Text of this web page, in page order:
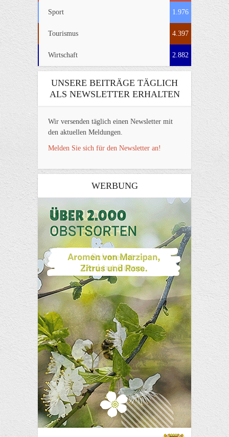
Sport 1.976
Tourismus 4.397
Wirtschaft 2.882
UNSERE BEITRÄGE TÄGLICH
ALS NEWSLETTER ERHALTEN
Wir versenden täglich einen Newsletter mit
den aktuellen Meldungen.
Melden Sie sich für den Newsletter an!
WERBUNG